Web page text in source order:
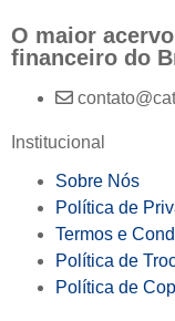
O maior
financeiro do
Institucional
Sobre Nós
Política de
Termos e
Política de
Política de